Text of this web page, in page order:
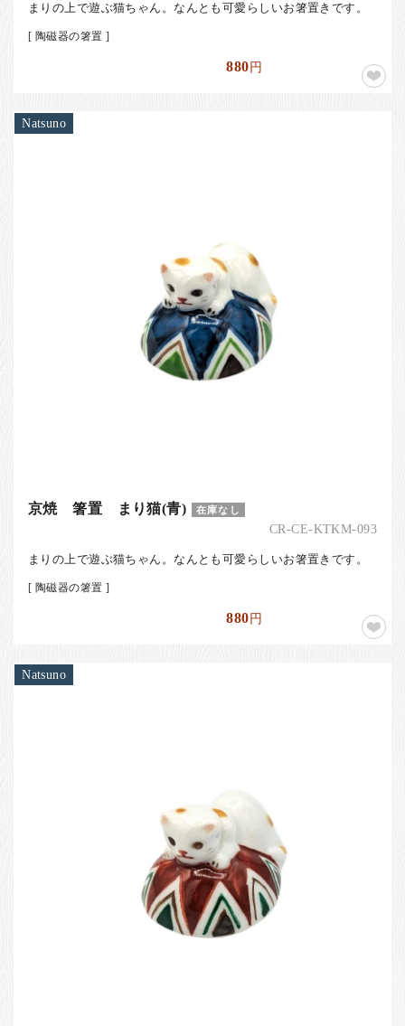
まりの上で遊ぶ猫ちゃん。なんとも可愛らしいお箸置きです。
[ 陶磁器の箸置 ]
880円
Natsuno
京焼 箸置 まり猫(青) 在庫なし
CR-CE-KTKM-093
まりの上で遊ぶ猫ちゃん。なんとも可愛らしいお箸置きです。
[ 陶磁器の箸置 ]
880円
Natsuno